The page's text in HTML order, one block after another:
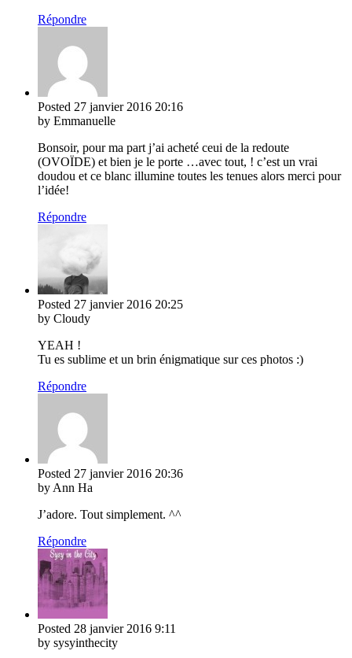
Répondre
Posted 27 janvier 2016 20:16
by Emmanuelle
Bonsoir, pour ma part j’ai acheté ceui de la redoute
(OVOÏDE) et bien je le porte …avec tout, ! c’est un vrai
doudou et ce blanc illumine toutes les tenues alors merci pour
l’idée!
Répondre
Posted 27 janvier 2016 20:25
by Cloudy
YEAH !
Tu es sublime et un brin énigmatique sur ces photos :)
Répondre
Posted 27 janvier 2016 20:36
by Ann Ha
J’adore. Tout simplement. ^^
Répondre
Posted 28 janvier 2016 9:11
by sysyinthecity